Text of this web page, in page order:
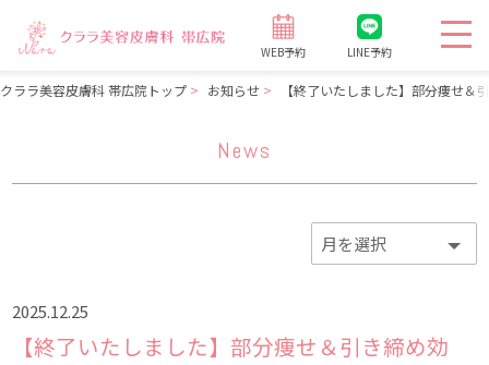
WEB予約 LINE予約
クララ美容皮膚科 帯広院トップ お知らせ 【終了いたしました】部分痩せ＆
News
2025.12.25
【終了いたしました】部分痩せ＆引き締め効